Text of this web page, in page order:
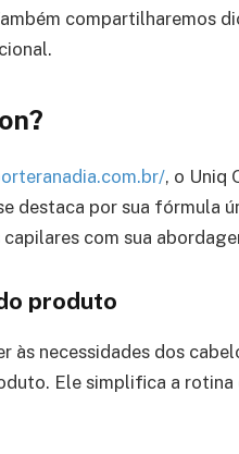
compartilharemos
, o Uniq
destaca por sua fórmula
com sua
produto
às necessidades dos
Ele simplifica a